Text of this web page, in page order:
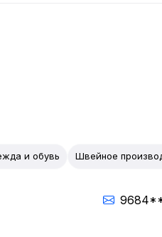
и обувь Швейное